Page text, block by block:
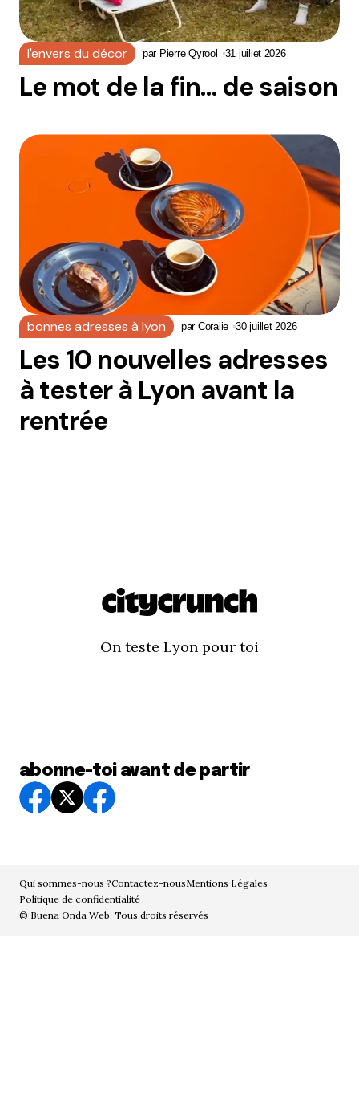
l'envers du décor par Pierre Qyrool 31 juillet 2026
Le mot de la fin… de saison
bonnes adresses à lyon par Coralie 30 juillet 2026
Les 10 nouvelles adresses
à tester à Lyon avant la
rentrée
On teste Lyon pour toi
abonne-toi avant de partir
Qui sommes-nous ?Contactez-nousMentions Légales
Politique de confidentialité
© Buena Onda Web. Tous droits réservés